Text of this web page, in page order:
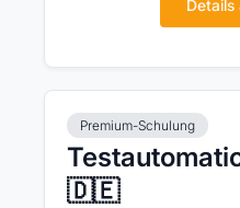
Details
Premium-Schulung
🇩🇪